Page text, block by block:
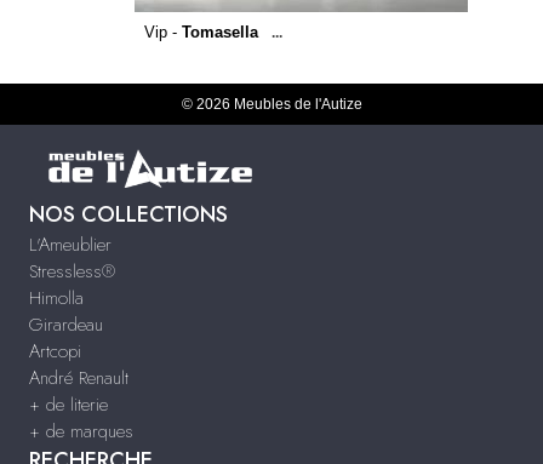
Vip - Tomasella ...
© 2026 Meubles de l'Autize
NOS COLLECTIONS
L'Ameublier
Stressless®
Himolla
Girardeau
Artcopi
André Renault
+ de literie
+ de marques